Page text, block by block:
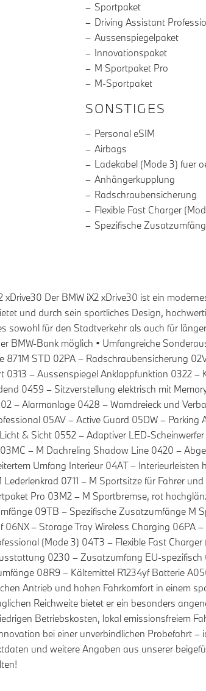
Sportpaket
Driving Assistant
Aussenspiegelpaket
Innovationspaket
M Sportpaket Pro
M-Sportpaket
SONSTIGES
Personal eSIM
Airbags
Ladekabel (Mode 3) fuer
Anhängerkupplung
Radschraubensicherung
Flexible Fast Charger
Spezifische
Der BMW iX2 xDrive30 ist ein
und durch sein sportliches Design,
sowohl für den Stadtverkehr als auch für
BMW-Bank möglich • Umfangreiche
871M STD 02PA – Radschraubensicherung
0313 – Aussenspiegel Anklappfunktion 0322
0459 – Sitzverstellung elektrisch mit
– Alarmanlage 0428 – Warndreieck und
05AV – Active Guard 05DW –
& Sicht 0552 – Adaptiver LED-
– M Dachreling Shadow Line 0420 –
Umfang Interieur 04AT – Interieurleisten
0711 – M Sportsitze für Fahrer
Pro 03M2 – M Sportbremse, rot
09TB – Spezifische Zusatzumfänge M
– Storage Tray Wireless Charging 06PA
(Mode 3) 04T3 – Flexible Fast
0230 – Zusatzumfang EU-
08R9 – Kältemittel R1234yf Batterie
Antrieb und hohen Fahrkomfort in einem
Reichweite bietet er ein besonders
Betriebskosten, lokal emissionsfreiem
bei einer unverbindlichen Probefahrt –
und weitere Angaben aus unserer